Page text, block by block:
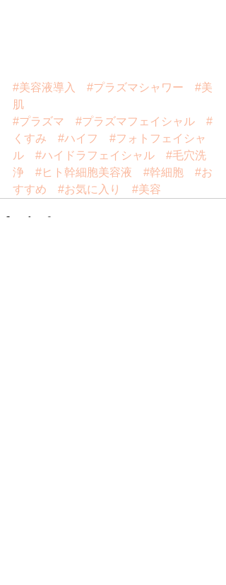
#美容液導入 #プラズマシャワー
#美
肌
#プラズマ
#プラズマフェイシャル
#
くすみ
#ハイフ
#フォトフェイシャ
ル
#ハイドラフェイシャル
#毛穴洗
浄
#ヒト幹細胞美容液 #幹細胞
#お
すすめ
#お気に入り #美容